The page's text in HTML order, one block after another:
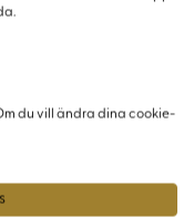
livslängd, vilket gör
typer av material
du vill ändra dina cookie-